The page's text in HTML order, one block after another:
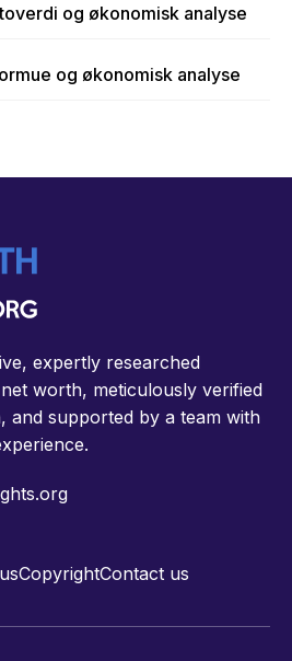
og økonomisk analyse
og økonomisk analyse
expertly researched
worth, meticulously verified
and supported by a team with
CopyrightContact us